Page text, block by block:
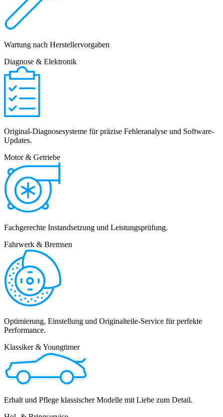
Wartung nach Herstellervorgaben
Diagnose & Elektronik
Original-Diagnosesysteme für präzise Fehleranalyse und Software-
Updates.
Motor & Getriebe
Fachgerechte Instandsetzung und Leistungsprüfung.
Fahrwerk & Bremsen
Optimierung, Einstellung und Originalteile-Service für perfekte
Performance.
Klassiker & Youngtimer
Erhalt und Pflege klassischer Modelle mit Liebe zum Detail.